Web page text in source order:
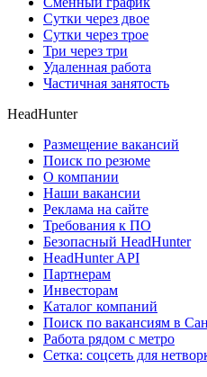
Сутки через двое
Сутки через трое
Три через три
Удаленная работа
Частичная занятость
HeadHunter
Размещение вакансий
Поиск по резюме
О компании
Наши вакансии
Реклама на сайте
Требования к ПО
Безопасный HeadHunter
HeadHunter API
Партнерам
Инвесторам
Каталог компаний
Поиск по вакансиям в
Работа рядом с метро
Сетка: соцсеть для